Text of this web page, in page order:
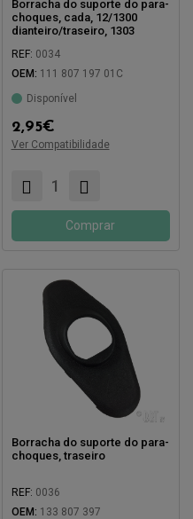
Borracha do suporte do para-
choques, cada, 12/1300
dianteiro/traseiro, 1303
REF: 0034
OEM: 111 807 197 01C
Disponível
2,95€
Ver Compatibilidade
Compatível com:
Comprar
Borracha do suporte do para-
choques, traseiro
REF: 0036
OEM: 133 807 397